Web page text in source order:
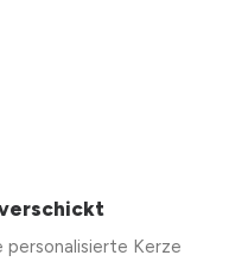
personalisierte Kerze